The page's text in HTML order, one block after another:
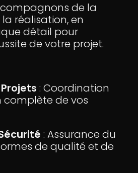
de la
réalisation, en
détail pour
de votre projet.
: Coordination
complète de vos
: Assurance du
de qualité et de